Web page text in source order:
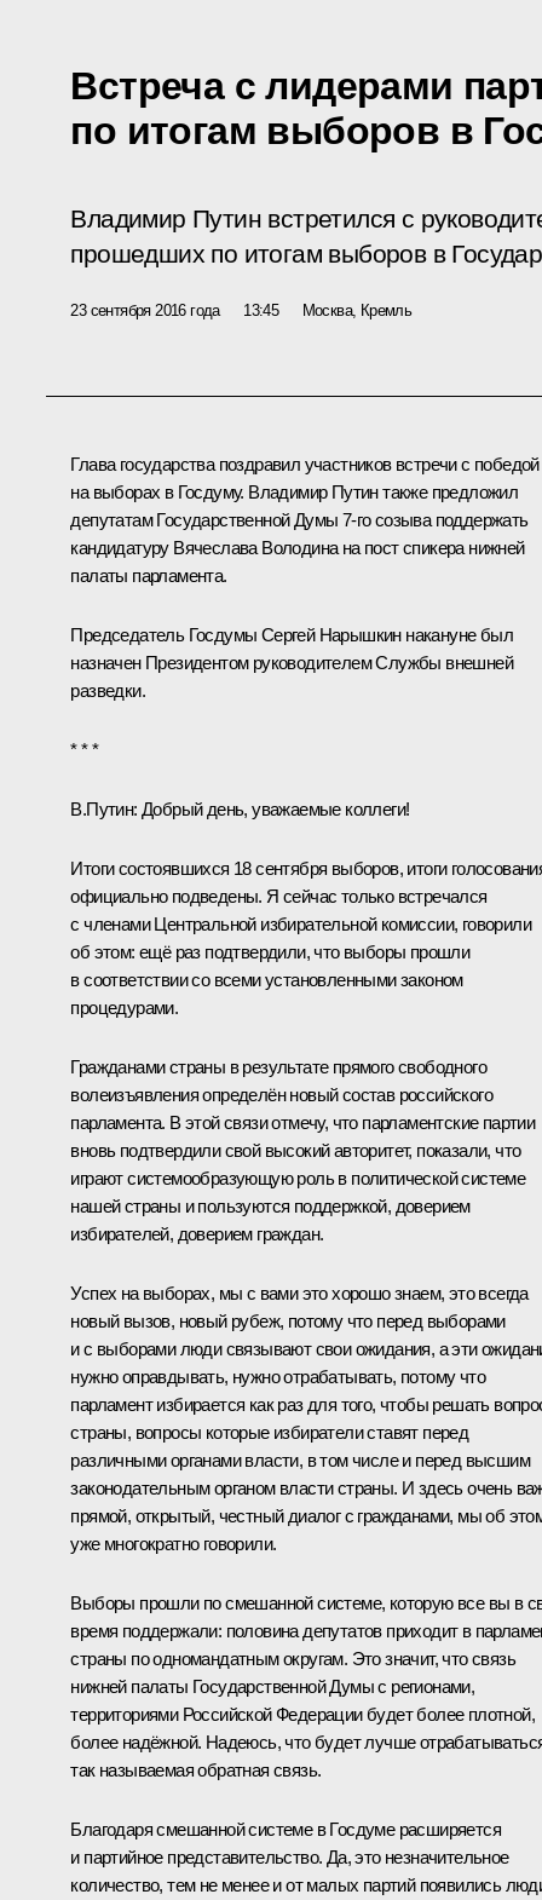
Встреча с лидерами
по итогам выборов в
Владимир Путин встретился с
прошедших по итогам выборов в
23 сентября 2016 года 13:45 Москва, Кремль
Глава государства поздравил участников встречи с победой
на выборах в Госдуму. Владимир Путин также предложил
депутатам Государственной Думы 7-го созыва поддержать
кандидатуру Вячеслава Володинана пост спикера нижней
палаты парламента.
Председатель Госдумы Сергей Нарышкиннакануне был
назначен Президентом руководителем Службы внешней
разведки.
* * *
В.Путин: Добрый день, уважаемые коллеги!
Итоги состоявшихся 18 сентября выборов, итоги
официально подведены. Я сейчас только встречался
с членами Центральной избирательной комиссии, говорили
об этом: ещё раз подтвердили, что выборы прошли
в соответствии со всеми установленными законом
процедурами.
Гражданами страны в результате прямого свободного
волеизъявления определён новый состав российского
парламента. В этой связи отмечу, что парламентские партии
вновь подтвердили свой высокий авторитет, показали, что
играют системообразующую роль в политической системе
нашей страны и пользуются поддержкой, доверием
избирателей, доверием граждан.
Успех на выборах, мы с вами это хорошо знаем, это всегда
новый вызов, новый рубеж, потому что перед выборами
и с выборами люди связывают свои ожидания, а эти
нужно оправдывать, нужно отрабатывать, потому что
парламент избирается как раз для того, чтобы решать
страны, вопросы которые избиратели ставят перед
различными органами власти, в том числе и перед высшим
законодательным органом власти страны. И здесь очень
прямой, открытый, честный диалог с гражданами, мы об
уже многократно говорили.
Выборы прошли по смешанной системе, которую все вы в
время поддержали: половина депутатов приходит в
страны по одномандатным округам. Это значит, что связь
нижней палаты Государственной Думы с регионами,
территориями Российской Федерации будет более плотной,
более надёжной. Надеюсь, что будет лучше
так называемая обратная связь.
Благодаря смешанной системе в Госдуме расширяется
и партийное представительство. Да, это незначительное
количество, тем не менее и от малых партий появились